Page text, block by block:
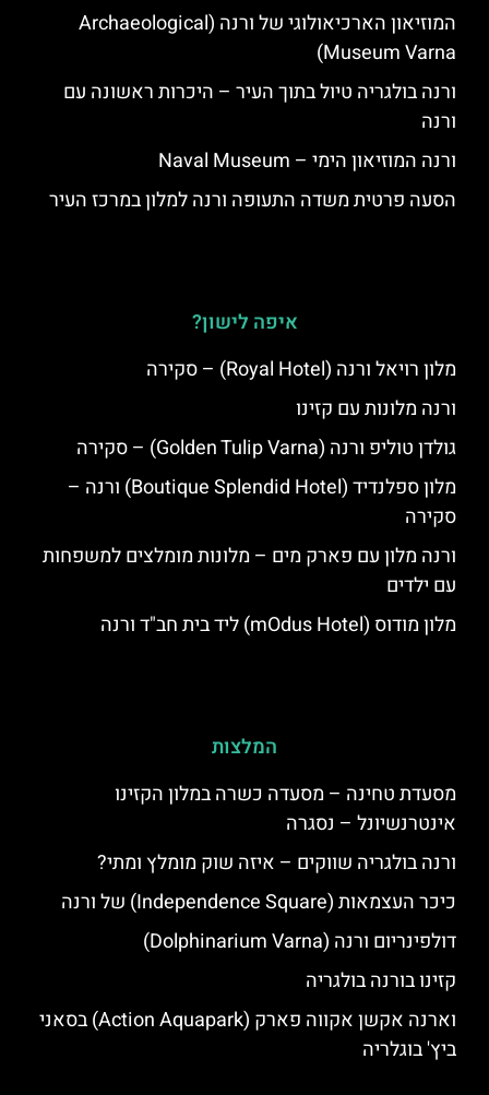
המוזיאון הארכיאולוגי של ורנה (Archaeological
Museum Varna)
ורנה בולגריה טיול בתוך העיר – היכרות ראשונה עם
ורנה
ורנה המוזיאון הימי – Naval Museum
הסעה פרטית משדה התעופה ורנה למלון במרכז העיר
איפה לישון?
מלון רויאל ורנה (Royal Hotel) – סקירה
ורנה מלונות עם קזינו
גולדן טוליפ ורנה (Golden Tulip Varna) – סקירה
מלון ספלנדיד (Boutique Splendid Hotel) ורנה –
סקירה
ורנה מלון עם פארק מים – מלונות מומלצים למשפחות
עם ילדים
מלון מודוס (mOdus Hotel) ליד בית חב"ד ורנה
המלצות
מסעדת טחינה – מסעדה כשרה במלון הקזינו
אינטרנשיונל – נסגרה
ורנה בולגריה שווקים – איזה שוק מומלץ ומתי?
כיכר העצמאות (Independence Square) של ורנה
דולפינריום ורנה (Dolphinarium Varna)
קזינו בורנה בולגריה
וארנה אקשן אקווה פארק (Action Aquapark) בסאני
ביץ' בוגלריה